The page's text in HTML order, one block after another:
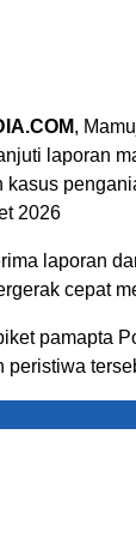
,
laporan
kasus
2026
laporan
cepat
pamapta
peristiwa